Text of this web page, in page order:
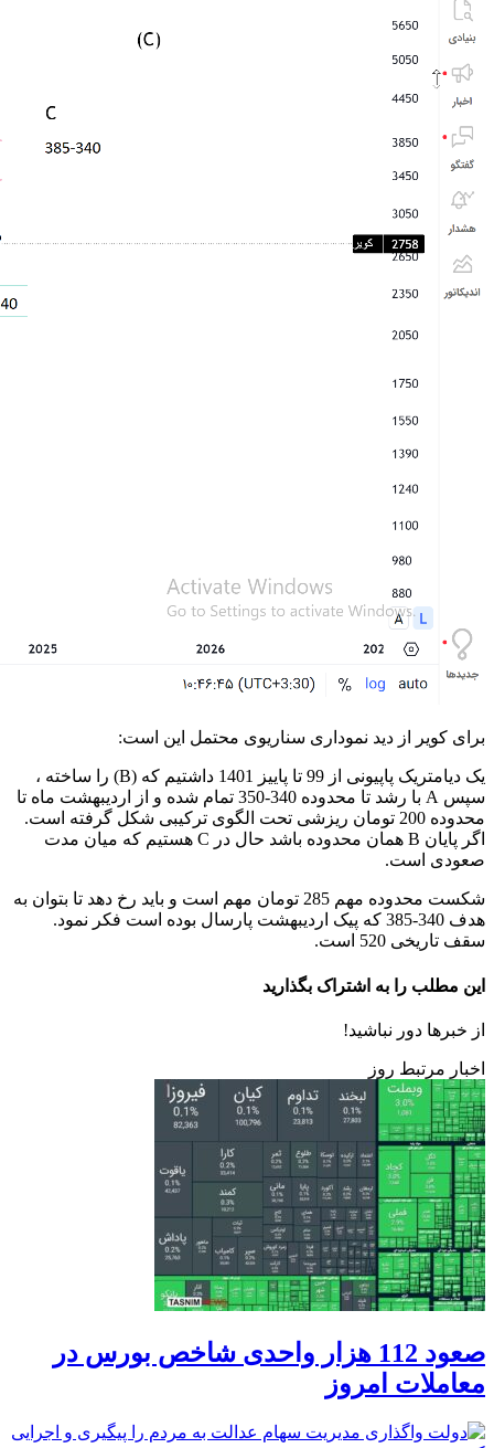
برای کویر از دید نموداری سناریوی محتمل این است:
یک دیامتریک پاپیونی از 99 تا پاییز 1401 داشتیم که (B) را ساخته ،
سپس A با رشد تا محدوده 340-350 تمام شده و از اردیبهشت ماه تا
محدوده 200 تومان ریزشی تحت الگوی ترکیبی شکل گرفته است.
اگر پایان B همان محدوده باشد حال در C هستیم که میان مدت
صعودی است.
شکست محدوده مهم 285 تومان مهم است و باید رخ دهد تا بتوان به
هدف 340-385 که پیک اردیبهشت پارسال بوده است فکر نمود.
سقف تاریخی 520 است.
این مطلب را به اشتراک بگذارید
از خبرها دور نباشید!
اخبار مرتبط روز
صعود 112 هزار واحدی شاخص بورس در
معاملات امروز